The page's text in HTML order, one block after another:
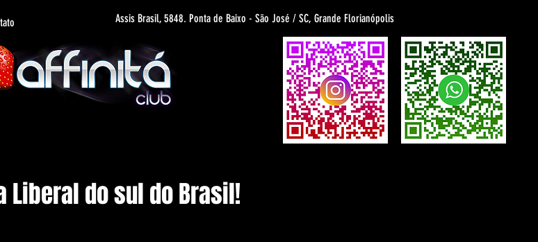
Assis Brasil, 5848. Ponta de Baixo - São José / SC, Grande Florianópolis
Liberal do sul do Brasil!